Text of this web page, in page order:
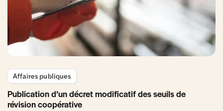
Affaires publiques
Publication d’un décret modificatif des seuils de
révision coopérative